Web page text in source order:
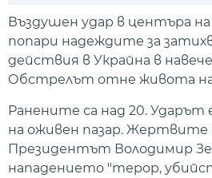
Въздушен удар в центъра на
попари надеждите за
действия в Украйна в
Обстрелът отне живота
Ранените са над 20. Ударът
на оживен пазар. Жертвите
Президентът Володимир
нападението "терор,